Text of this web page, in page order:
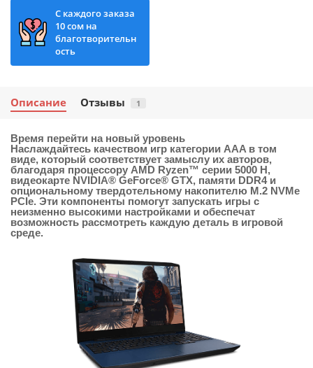
С каждого заказа
10 сом на
благотворительн
ость
Описание Отзывы 1
Время перейти на новый уровень
Наслаждайтесь качеством игр категории AAA в том
виде, который соответствует замыслу их авторов,
благодаря процессору AMD Ryzen™ серии 5000 H,
видеокарте NVIDIA® GeForce® GTX, памяти DDR4 и
опциональному твердотельному накопителю M.2 NVMe
PCIe. Эти компоненты помогут запускать игры с
неизменно высокими настройками и обеспечат
возможность рассмотреть каждую деталь в игровой
среде.